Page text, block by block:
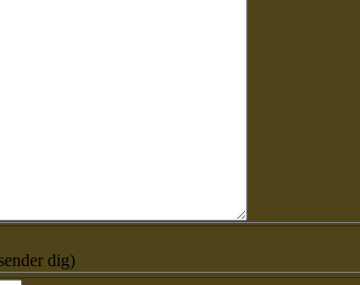
dig)